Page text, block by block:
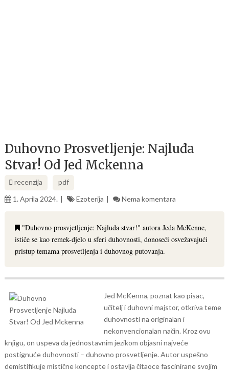
Duhovno Prosvetljenje: Najluđa
Stvar! Od Jed Mckenna
recenzija
pdf
1. Aprila 2024.
Ezoterija Nema komentara
"Duhovno prosvjetljenje: Najluđa stvar!" autora Jeda McKenne,
ističe se kao remek-djelo u sferi duhovnosti, donoseći osvežavajući
pristup temama prosvetljenja i duhovnog putovanja.
Jed McKenna, poznat kao pisac,
učitelj i duhovni majstor, otkriva teme
duhovnosti na originalan i
nekonvencionalan način. Kroz ovu
knjigu, on uspeva da jednostavnim jezikom objasni najveće
postignuće duhovnosti – duhovno prosvetljenje. Autor uspešno
demistifikuje mistične koncepte i ostavlja čitaoce fascinirane svojim